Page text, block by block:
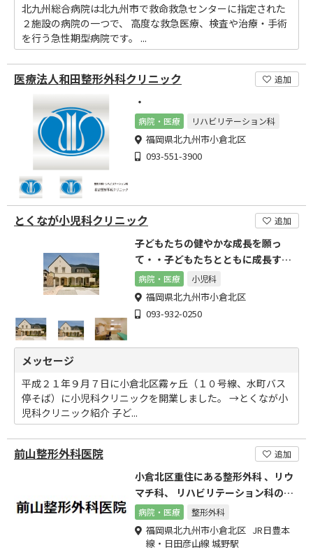
北九州総合病院は北九州市で救命救急センターに指定された
２施設の病院の一つで、 高度な救急医療、検査や治療・手術
を行う急性期型病院です。 ...
医療法人和田整形外科クリニック 追加
・
病院・医療 リハビリテーション科
福岡県北九州市小倉北区
093-551-3900
とくなが小児科クリニック 追加
子どもたちの健やかな成長を願っ
て・・子どもたちとともに成長する
小児科をめざします
病院・医療 小児科
福岡県北九州市小倉北区
093-932-0250
メッセージ
平成２１年９月７日に小倉北区霧ヶ丘（１０号線、水町バス
停そば）に小児科クリニックを開業しました。 →とくなが小
児科クリニック紹介 子ど...
前山整形外科医院 追加
小倉北区重住にある整形外科 、リウ
マチ科、 リハビリテーション科の病
院です
病院・医療 整形外科
福岡県北九州市小倉北区 JR日豊本
線・日田彦山線 城野駅